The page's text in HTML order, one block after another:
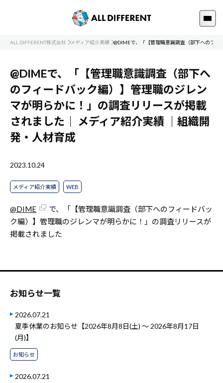
ALL DIFFERENT株式会社 メディア紹介実績 @DIMEで、「【管理職意識調査（部下へのフ
@DIMEで、「【管理職意識調査（部下へ
のフィードバック編）】管理職のジレン
マが明らかに！」の調査リリースが掲載
されました｜ メディア紹介実績
｜組織開
発・人材育成
2023.10.24
メディア紹介実績 WEB
@DIME
で、「【管理職意識調査（部下へのフィードバッ
ク編）】管理職のジレンマが明らかに！」の調査リリースが
掲載されました
お知らせ一覧
2026.07.21
夏季休業のお知らせ【2026年8月8日(土) ～ 2026年8月17日
(月)】
お知らせ
2026.07.21